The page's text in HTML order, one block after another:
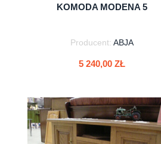
KOMODA MODENA 5
Producent: ABJA
5 240,00 ZŁ
do koszyka